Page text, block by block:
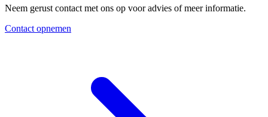
Neem gerust contact met ons op voor advies of meer informatie.
Contact opnemen